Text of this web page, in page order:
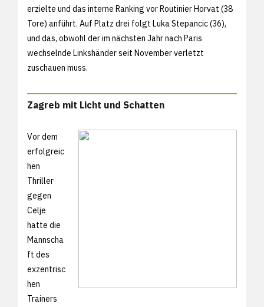
erzielte und das interne Ranking vor Routinier Horvat (38
Tore) anführt. Auf Platz drei folgt Luka Stepancic (36),
und das, obwohl der im nächsten Jahr nach Paris
wechselnde Linkshänder seit November verletzt
zuschauen muss.
Zagreb mit Licht und Schatten
Vor dem
erfolgreic
hen
Thriller
gegen
Celje
hatte die
Mannscha
ft des
exzentrisc
hen
Trainers